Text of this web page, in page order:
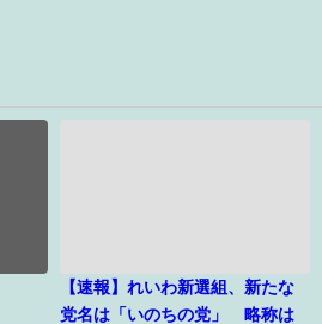
【速報】れいわ新選組、新たな
党名は「いのちの党」 略称は